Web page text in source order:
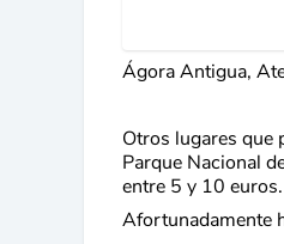
Ágora Antigua,
Otros lugares que
Parque Nacional
entre 5 y 10 euros.
Afortunadamente